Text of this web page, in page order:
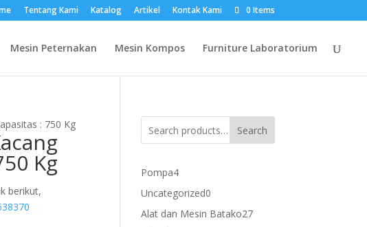
Tentang Kami Katalog Artikel Kontak Kami 0 Items
Mesin Peternakan Mesin Kompos Furniture Laboratorium
: 750 Kg
Kg
berikut,
Search
Pompa44
products
Uncategorized0
products
Alat dan Mesin Batako2727